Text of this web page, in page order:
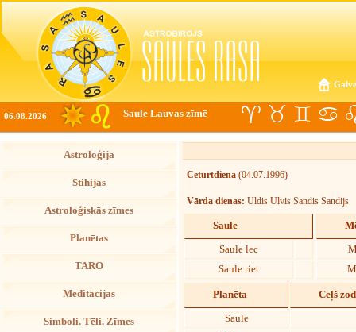
06.08.2026 Saule Lauvas zīmē
Astroloģija
Stihijas
Astroloģiskās zīmes
Planētas
TARO
Meditācijas
Simboli. Tēli. Zīmes
Ceturtdiena (04.07.1996)
Vārda dienas: Uldis Ulvis Sandis Sandijs
Saule
Saule lec
Saule riet
Planēta Ceļš
Saule